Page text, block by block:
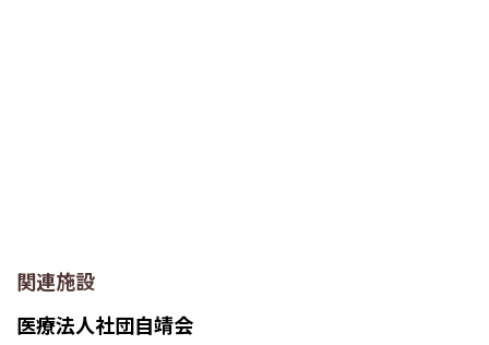
関連施設
医療法人社団自靖会